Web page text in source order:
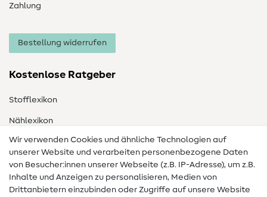
Zahlung
Bestellung widerrufen
Kostenlose Ratgeber
Stofflexikon
Nählexikon
Nähanleitungen
Hilfe & Kontakt
Kontakt
Wir verwenden Cookies und ähnliche Technologien auf
unserer Website und verarbeiten personenbezogene Daten
von Besucher:innen unserer Webseite (z.B. IP-Adresse), um z.B.
Inhalte und Anzeigen zu personalisieren, Medien von
Drittanbietern einzubinden oder Zugriffe auf unsere Website